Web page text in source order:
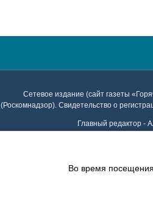
Сетевое издание (сайт газеты
(Роскомнадзор). Свидетельство о
Главный редактор -
Во время